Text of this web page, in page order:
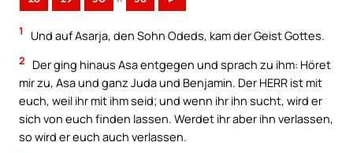
1 Und auf Asarja, den Sohn Odeds, kam der Geist Gottes.
2
Der ging hinaus Asa entgegen und sprach zu ihm: Höret
mir zu, Asa und ganz Juda und Benjamin. Der HERR ist mit
euch, weil ihr mit ihm seid; und wenn ihr ihn sucht, wird er
sich von euch finden lassen. Werdet ihr aber ihn verlassen,
so wird er euch auch verlassen.